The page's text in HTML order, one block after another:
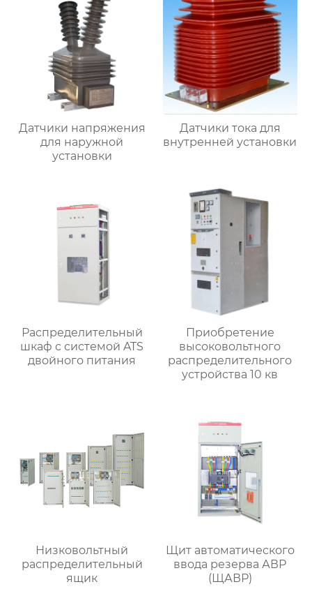
Датчики напряжения
для наружной
установки
Датчики тока для
внутренней установки
Распределительный
шкаф с системой ATS
двойного питания
Приобретение
высоковольтного
распределительного
устройства 10 кв
Низковольтный
распределительный
ящик
Щит автоматического
ввода резерва АВР
(ЩАВР)